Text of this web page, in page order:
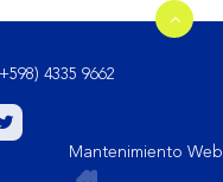
4335 9662
Mantenimiento Web